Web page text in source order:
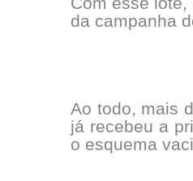
da campanha
Ao todo, mais
já recebeu a
o esquema